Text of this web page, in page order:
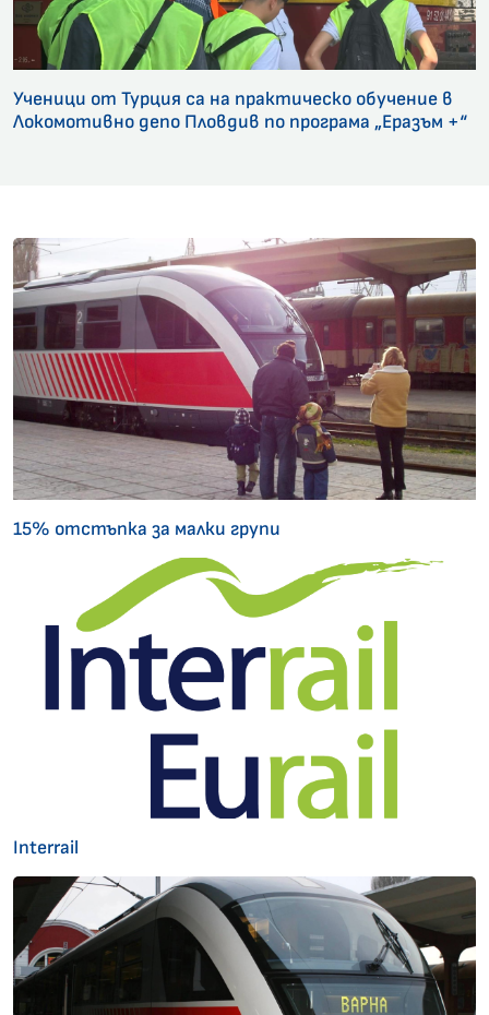
Ученици от Турция са на практическо обучение в
Локомотивно депо Пловдив по програма „Еразъм +“
15% отстъпка за малки групи
Interrail